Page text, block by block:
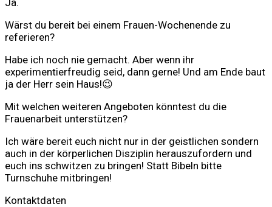
Wärst du bereit bei einem Frauen-Wochenende zu
referieren?
Habe ich noch nie gemacht. Aber wenn ihr
experimentierfreudig seid, dann gerne! Und am Ende baut
ja der Herr sein Haus!😉
Mit welchen weiteren Angeboten könntest du die
Frauenarbeit unterstützen?
Ich wäre bereit euch nicht nur in der geistlichen sondern
auch in der körperlichen Disziplin herauszufordern und
euch ins schwitzen zu bringen! Statt Bibeln bitte
Turnschuhe mitbringen!
Kontaktdaten